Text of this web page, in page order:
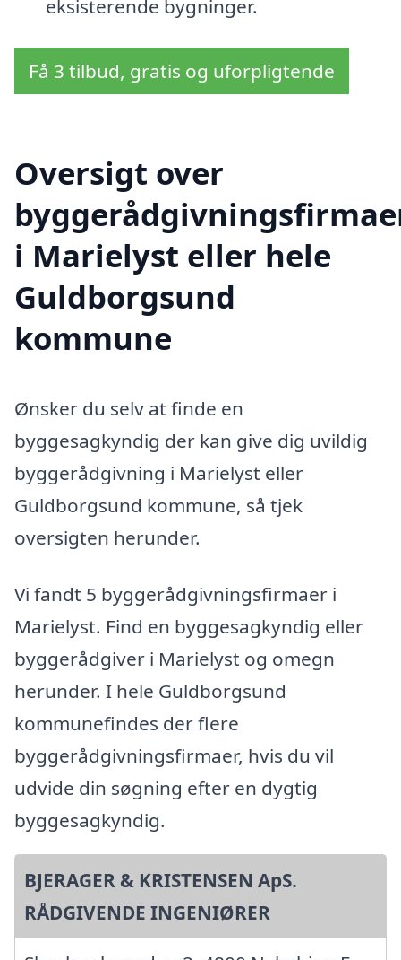
eksisterende bygninger.
Få 3 tilbud, gratis og uforpligtende
Oversigt over
i Marielyst eller hele
Guldborgsund
kommune
Ønsker du selv at finde en
byggesagkyndig der kan give dig uvildig
byggerådgivning i Marielyst eller
Guldborgsund kommune, så tjek
oversigten herunder.
Vi fandt 5 byggerådgivningsfirmaer i
Marielyst. Find en byggesagkyndig eller
byggerådgiver i Marielyst og omegn
herunder. I hele Guldborgsund
kommunefindes der flere
byggerådgivningsfirmaer, hvis du vil
udvide din søgning efter en dygtig
byggesagkyndig.
BJERAGER & KRISTENSEN ApS.
RÅDGIVENDE INGENIØRER